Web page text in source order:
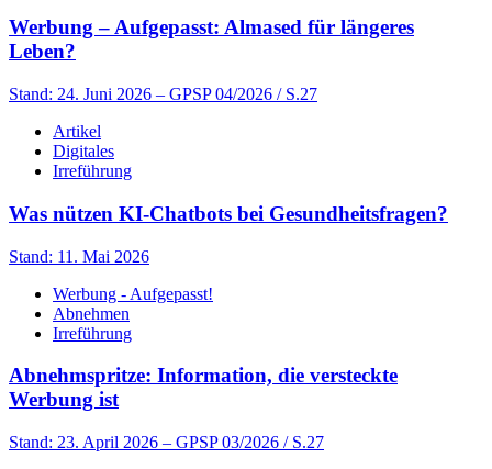
Werbung – Aufgepasst: Almased für längeres
Leben?
Stand: 24. Juni 2026 – GPSP 04/2026 / S.27
Artikel
Digitales
Irreführung
Was nützen KI-Chatbots bei Gesundheitsfragen?
Stand: 11. Mai 2026
Werbung - Aufgepasst!
Abnehmen
Irreführung
Abnehmspritze: Information, die versteckte
Werbung ist
Stand: 23. April 2026 – GPSP 03/2026 / S.27